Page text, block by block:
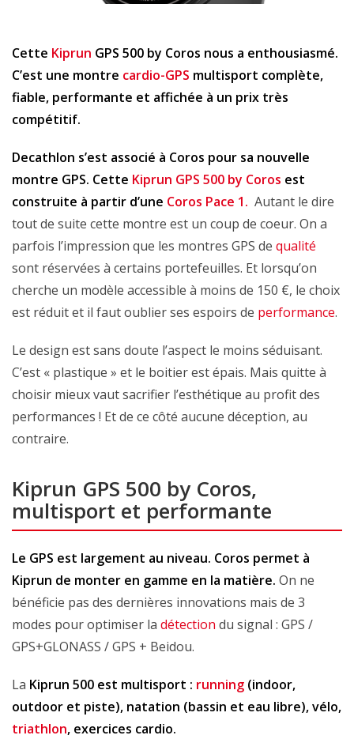
Cette Kiprun GPS 500 by Coros nous a enthousiasmé.
C’est une montre cardio-GPS multisport complète,
fiable, performante et affichée à un prix très
compétitif.
Decathlon s’est associé à Coros pour sa nouvelle
montre GPS. Cette Kiprun GPS 500 by Coros est
construite à partir d’une Coros Pace 1. Autant le dire
tout de suite cette montre est un coup de coeur. On a
parfois l’impression que les montres GPS de qualité
sont réservées à certains portefeuilles. Et lorsqu’on
cherche un modèle accessible à moins de 150 €, le choix
est réduit et il faut oublier ses espoirs de performance.
Le design est sans doute l’aspect le moins séduisant.
C’est « plastique » et le boitier est épais. Mais quitte à
choisir mieux vaut sacrifier l’esthétique au profit des
performances ! Et de ce côté aucune déception, au
contraire.
Kiprun GPS 500 by Coros,
multisport et performante
Le GPS est largement au niveau. Coros permet à
Kiprun de monter en gamme en la matière. On ne
bénéficie pas des dernières innovations mais de 3
modes pour optimiser la détection du signal : GPS /
GPS+GLONASS / GPS + Beidou.
La Kiprun 500 est multisport : running (indoor,
outdoor et piste), natation (bassin et eau libre), vélo,
triathlon, exercices cardio.